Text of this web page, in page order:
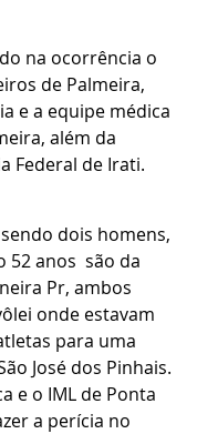
na ocorrência o
de Palmeira,
e a equipe médica
além da
Federal de Irati.
dois homens,
52 anos  são da
Pr, ambos
onde estavam
para uma
José dos Pinhais.
e o IML de Ponta
a perícia no